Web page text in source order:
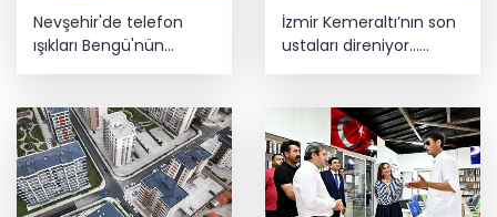
Nevşehir'de telefon
ışıkları Bengü'nün
şarkılarına eşlik etti
İzmir Kemeraltı’nın son
ustaları direniyor...
Çekiç sesleriyle